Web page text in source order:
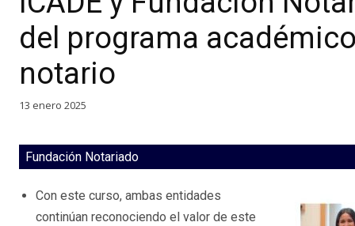
del programa
notario
13 enero 2025
Fundación Notariado
Con este curso, ambas entidades
continúan reconociendo el valor de este